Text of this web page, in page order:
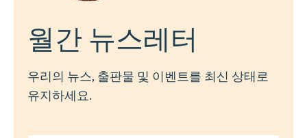
월간 뉴스레터
우리의 뉴스, 출판물 및 이벤트를 최신 상태로
유지하세요.